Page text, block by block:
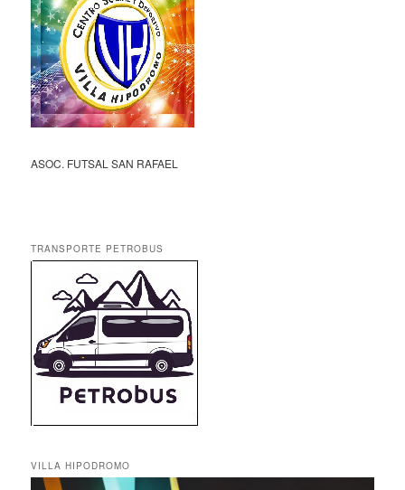
ASOC. FUTSAL SAN RAFAEL
TRANSPORTE PETROBUS
VILLA HIPODROMO